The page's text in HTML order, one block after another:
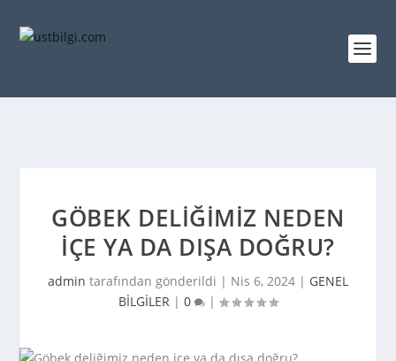
GÖBEK DELIĞIMIZ NEDEN
IÇE YA DA DIŞA DOĞRU?
admin tarafından gönderildi | Nis 6, 2024 | GENEL
BİLGİLER | 0 |